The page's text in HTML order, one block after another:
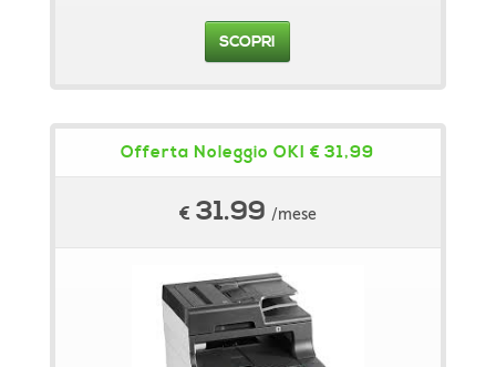
SCOPRI
Offerta Noleggio OKI € 31,99
€31.99 /mese